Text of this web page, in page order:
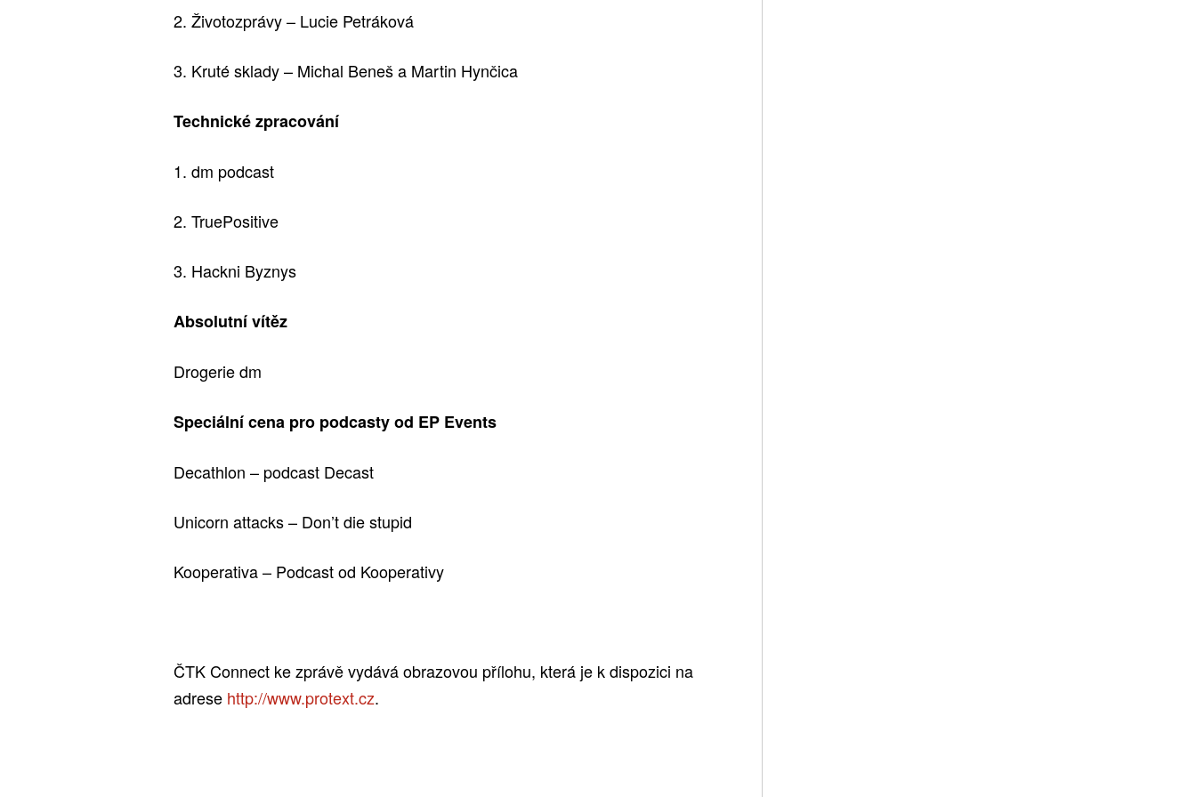
2. Životozprávy – Lucie Petráková
3. Kruté sklady – Michal Beneš a Martin Hynčica
Technické zpracování
1. dm podcast
2. TruePositive
3. Hackni Byznys
Absolutní vítěz
Drogerie dm
Speciální cena pro podcasty od EP Events
Decathlon – podcast Decast
Unicorn attacks – Don’t die stupid
Kooperativa – Podcast od Kooperativy
ČTK Connect ke zprávě vydává obrazovou přílohu, která je k dispozici na
adrese http://www.protext.cz.